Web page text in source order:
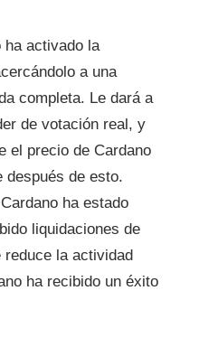
ha activado la
a una
completa. Le dará a
de votación real, y
el precio de Cardano
después de esto.
ha estado
liquidaciones de
reduce la actividad
ha recibido un éxito